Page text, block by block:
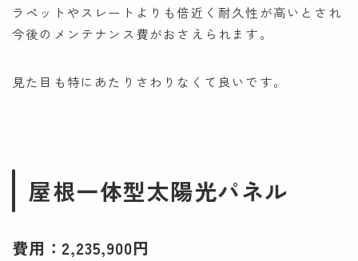
ラペットやスレートよりも倍近く耐久性が高いとされ
今後のメンテナンス費がおさえられます。
見た目も特にあたりさわりなくて良いです。
屋根一体型太陽光パネル
費用：2,235,900円